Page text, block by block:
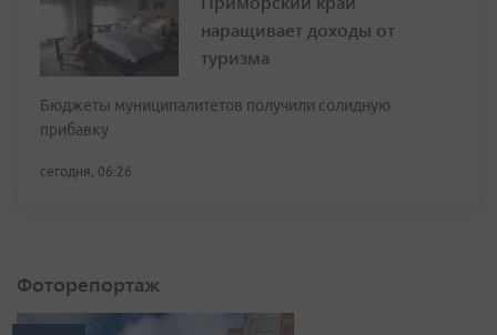
наращивает доходы от
туризма
Бюджеты муниципалитетов получили солидную
прибавку
сегодня, 06:26
Фоторепортаж